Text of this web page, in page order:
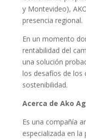
y Montevideo),
presencia regional.
En un momento
rentabilidad del
una solución
los desafíos de los
sostenibilidad.
Acerca de Ako
Es una compañía
especializada en